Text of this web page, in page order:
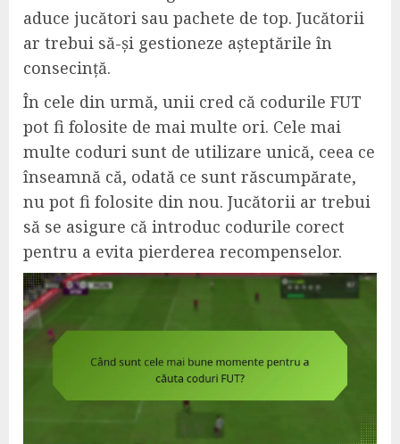
aduce jucători sau pachete de top. Jucătorii
ar trebui să-și gestioneze așteptările în
consecință.
În cele din urmă, unii cred că codurile FUT
pot fi folosite de mai multe ori. Cele mai
multe coduri sunt de utilizare unică, ceea ce
înseamnă că, odată ce sunt răscumpărate,
nu pot fi folosite din nou. Jucătorii ar trebui
să se asigure că introduc codurile corect
pentru a evita pierderea recompenselor.